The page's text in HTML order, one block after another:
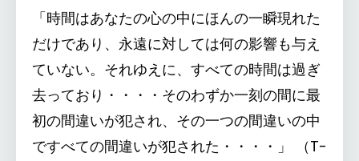
「時間はあなたの心の中にほんの一瞬現れた
だけであり、永遠に対しては何の影響も与え
ていない。それゆえに、すべての時間は過ぎ
去っており・・・・そのわずか一刻の間に最
初の間違いが犯され、その一つの間違いの中
ですべての間違いが犯された・・・・」 （T-